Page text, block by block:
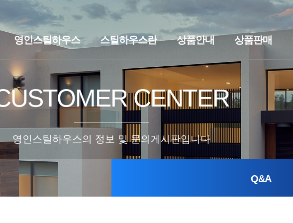
영인스틸하우스
브랜드스토리 찾아오시는길
스틸하우스란
스틸하우스란
상품안내
세컨하우스·전원주택 기숙사·사무
상품판매
세컨하우스·전원
CENTER
영인스틸하우스의 정보 및 문의게시판입니다
Q&A